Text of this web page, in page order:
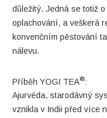
důležitý. Jedná se totiž
oplachování, a veškerá
konvenčním pěstování
nálevu.
Příběh YOGI TEA®:
Ajurvéda, starodávný
vznikla v Indii před více